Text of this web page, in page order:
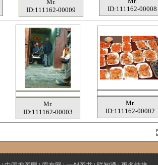
Mr.
ID:111162-00009
ID:111162-00008
Mr.
ID:111162-00003
Mr.
ID:111162-00002